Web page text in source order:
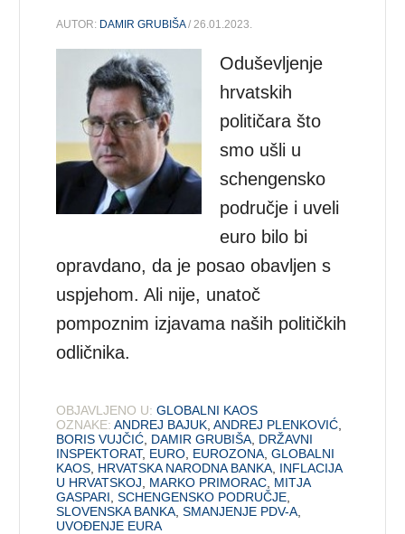
AUTOR: DAMIR GRUBIŠA/ 26.01.2023.
Oduševljenje
hrvatskih
političara što
smo ušli u
schengensko
područje i uveli
euro bilo bi
opravdano, da je posao obavljen s
uspjehom. Ali nije, unatoč
pompoznim izjavama naših političkih
odličnika.
OBJAVLJENO U: GLOBALNI KAOS
OZNAKE: ANDREJ BAJUK ,ANDREJ PLENKOVIĆ
BORIS VUJČIĆ DAMIR GRUBIŠA DRŽAVNI
INSPEKTORAT, EURO EUROZONA ,GLOBALNI
KAOS HRVATSKA NARODNA BANKA INFLACIJA
U HRVATSKOJ
MARKO PRIMORAC MITJA
GASPARI ,SCHENGENSKO PODRUČJE
SLOVENSKA BANKA ,SMANJENJE PDV-A
UVOĐENJE EURA